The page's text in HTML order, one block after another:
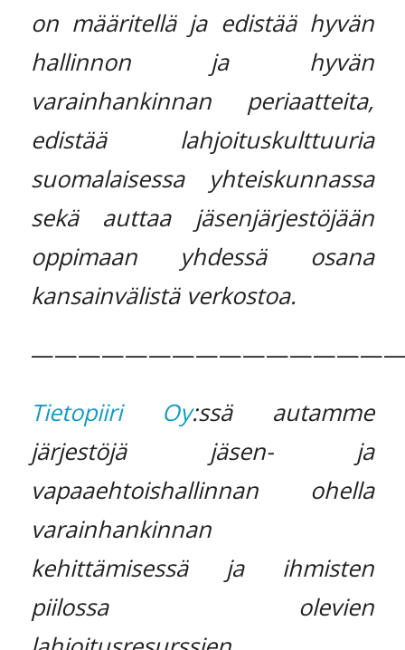
on määritellä ja edistää hyvän
hallinnon ja hyvän
varainhankinnan periaatteita,
edistää lahjoituskulttuuria
suomalaisessa yhteiskunnassa
sekä auttaa jäsenjärjestöjään
oppimaan yhdessä osana
kansainvälistä verkostoa.
Tietopiiri Oy:ssä autamme
järjestöjä jäsen- ja
vapaaehtoishallinnan ohella
varainhankinnan
kehittämisessä ja ihmisten
piilossa olevien